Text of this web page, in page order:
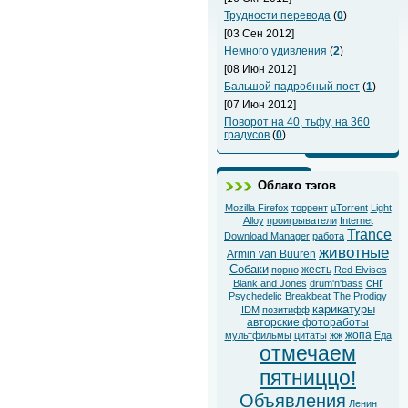
Трудности перевода (0)
[03 Сен 2012]
Немного удивления (2)
[08 Июн 2012]
Бальшой падробный пост (1)
[07 Июн 2012]
Поворот на 40, тьфу, на 360
градусов (0)
Облако тэгов
Mozilla Firefox торрент µTorrent Light
Alloy проигрыватели Internet
Download Manager работа Trance
Armin van Buuren животные
Собаки порно жесть Red Elvises
Blank and Jones drum'n'bass снг
Psychedelic Breakbeat The Prodigy
IDM позитифф карикатуры
авторские фотоработы
мультфильмы цитаты жж жопа Еда
отмечаем
пятниццо!
Объявления Ленин